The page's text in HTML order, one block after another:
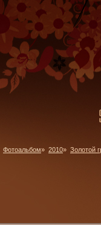
Фотоальбом» 2010» Золотой